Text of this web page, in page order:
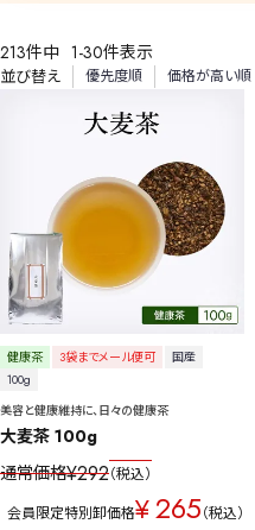
並び替え 優先度順 価格が高い順
213件中 1-30件表示
健康茶 3袋までメール便可
国産
100g
美容と健康維持に、日々の健康茶
大麦茶 100g
通常価格¥292 税込
会員限定特別卸価格¥265 税込